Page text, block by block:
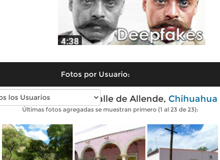
Fotos por Usuario:
Fotos modernas de Valle de Allende, Chihuahua
Últimas fotos agregadas se muestran primero (1 al 23 de 23):